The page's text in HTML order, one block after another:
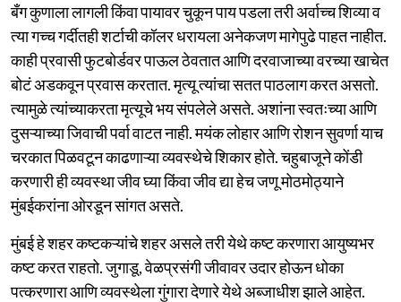
बँग कुणाला लागली किंवा पायावर चुकून पाय पडला तरी अर्वाच्च शिव्या व
त्या गच्च गर्दीतही शर्टाची कॉलर धरायला अनेकजण मागेपुढे पाहत नाहीत.
काही प्रवासी फुटबोर्डवर पाऊल ठेवतात आणि दरवाजाच्या वरच्या खाचेत
बोटं अडकवून प्रवास करतात. मृत्यू त्यांचा सतत पाठलाग करत असतो.
त्यामुळे त्यांच्याकरता मृत्यूचे भय संपलेले असते. अशांना स्वतःच्या आणि
दुसऱ्याच्या जिवाची पर्वा वाटत नाही. मयंक लोहार आणि रोशन सुवर्णा याच
चरकात पिळवटून काढणाऱ्या व्यवस्थेचे शिकार होते. चहुबाजूने कोंडी
करणारी ही व्यवस्था जीव घ्या किंवा जीव द्या हेच जणू मोठमोठ्याने
मुंबईकरांना ओरडून सांगत असते.
मुंबई हे शहर कष्टकऱ्यांचे शहर असले तरी येथे कष्ट करणारा आयुष्यभर
कष्ट करत राहतो. जुगाडू, वेळप्रसंगी जीवावर उदार होऊन धोका
पत्करणारा आणि व्यवस्थेला गुंगारा देणारे येथे अब्जाधीश झाले आहेत.